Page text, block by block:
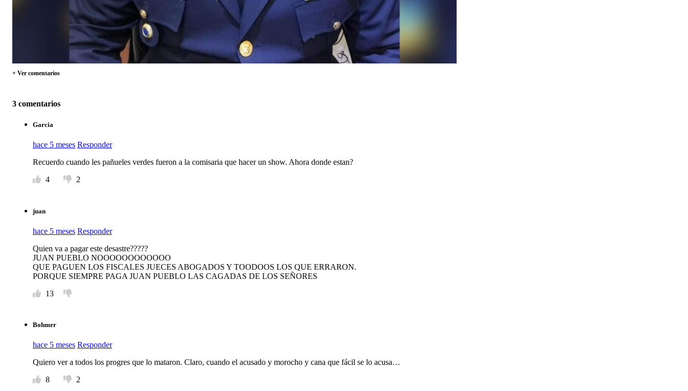
+ Ver comentarios
3 comentarios
Garcia
hace 5 meses Responder
Recuerdo cuando les pañueles verdes fueron a la comisaria que hacer un show. Ahora donde estan?
4
2
juan
hace 5 meses Responder
Quien va a pagar este desastre?????
JUAN PUEBLO NOOOOOOOOOOOO
QUE PAGUEN LOS FISCALES JUECES ABOGADOS Y TOODOOS LOS QUE ERRARON.
PORQUE SIEMPRE PAGA JUAN PUEBLO LAS CAGADAS DE LOS SEÑORES
13
Bohmer
hace 5 meses Responder
Quiero ver a todos los progres que lo mataron. Claro, cuando el acusado y morocho y cana que fácil se lo acusa…
8
2